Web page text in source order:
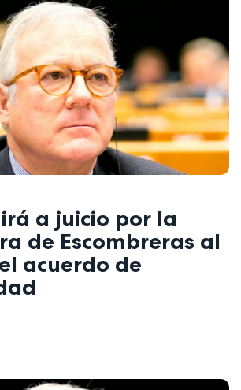
a juicio por la
de Escombreras al
acuerdo de